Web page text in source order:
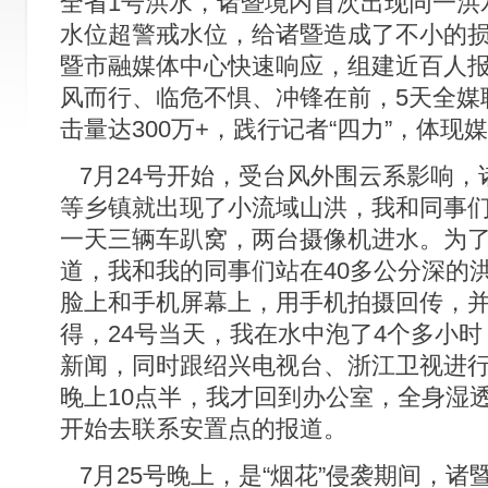
水位超警戒水位，给诸暨造成了不小的
暨市融媒体中心快速响应，组建近百人
风而行、临危不惧、冲锋在前，5天全
击量达300万+，践行记者“四力”，体现
7月24号开始，受台风外围云系影响，
等乡镇就出现了小流域山洪，我和同事
一天三辆车趴窝，两台摄像机进水。为
道，我和我的同事们站在40多公分深的
脸上和手机屏幕上，用手机拍摄回传，
得，24号当天，我在水中泡了4个多小
新闻，同时跟绍兴电视台、浙江卫视进
晚上10点半，我才回到办公室，全身湿
开始去联系安置点的报道。
7月25号晚上，是“烟花”侵袭期间，诸